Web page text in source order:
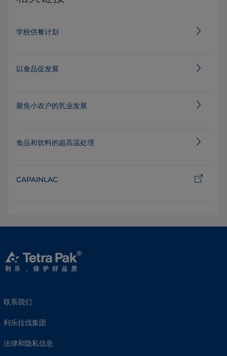
学校供餐计划
以食品促发展
聚焦小农户的乳业发展
食品和饮料的超高温处理
CAPAINLAC
联系我们
利乐拉伐集团
法律和隐私信息